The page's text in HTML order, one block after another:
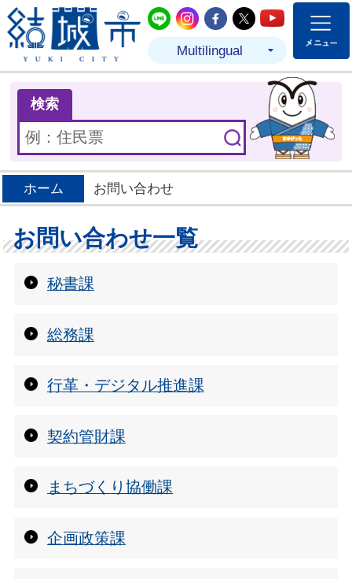
結城市公式LINE
結城市公式Instagram
結城市公式
結城市公式
結城市
Multilingual
検索
ホーム お問い合わせ
お問い合わせ一覧
秘書課
総務課
行革・デジタル推進課
契約管財課
まちづくり協働課
企画政策課